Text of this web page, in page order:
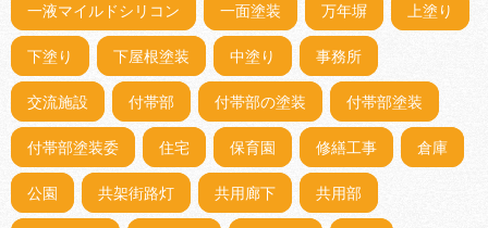
一液マイルドシリコン 一面塗装 万年塀 上塗り
下塗り 下屋根塗装 中塗り 事務所
交流施設 付帯部 付帯部の塗装 付帯部塗装
付帯部塗装委 住宅 保育園 修繕工事 倉庫
公園 共架街路灯 共用廊下 共用部